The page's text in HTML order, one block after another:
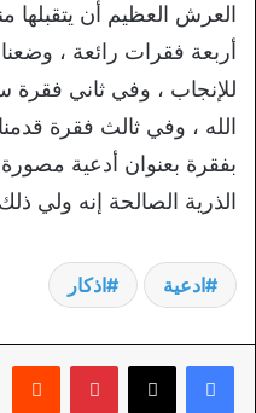
العرش العظيم أن يتقبلها
أربعة فقرات رائعة ،
للإنجاب ، وفي ثاني فقرة
الله ، وفي ثالث فقرة
بفقرة بعنوان أدعية مصورة
الذرية الصالحة إنه ولي
ادعية اذكار
بينتيريست